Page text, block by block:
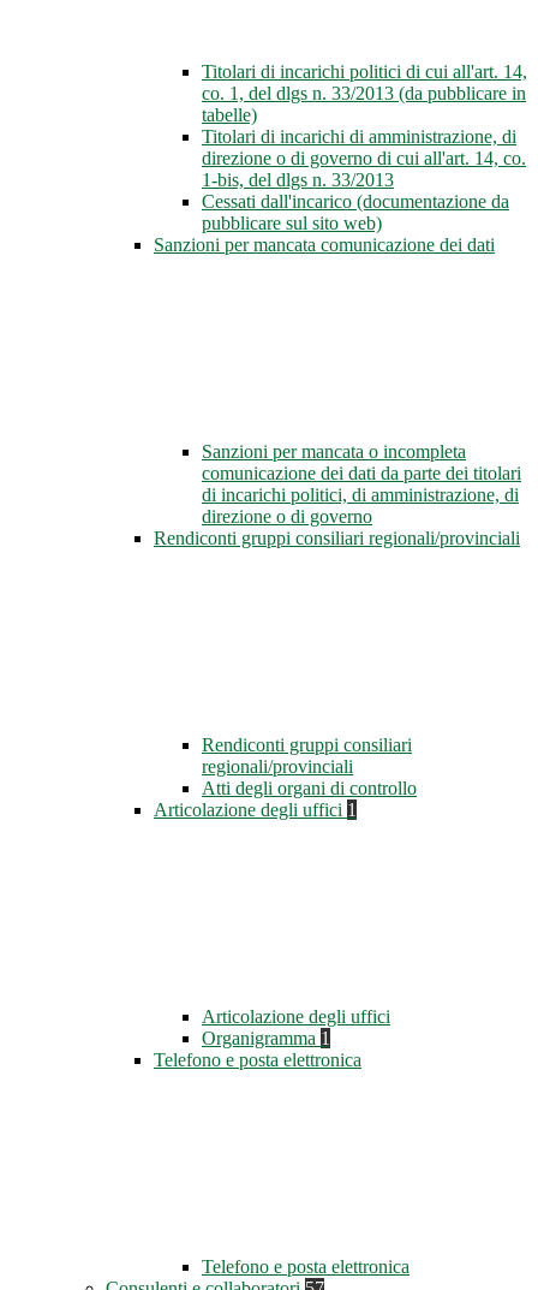
Titolari di incarichi politici di cui all'art. 14,
co. 1, del dlgs n. 33/2013 (da pubblicare in
tabelle)
Titolari di incarichi di amministrazione, di
direzione o di governo di cui all'art. 14, co.
1-bis, del dlgs n. 33/2013
Cessati dall'incarico (documentazione da
pubblicare sul sito web)
Sanzioni per mancata comunicazione dei dati
Sanzioni per mancata o incompleta
comunicazione dei dati da parte dei titolari
di incarichi politici, di amministrazione, di
direzione o di governo
Rendiconti gruppi consiliari regionali/provinciali
Rendiconti gruppi consiliari
regionali/provinciali
Atti degli organi di controllo
Articolazione degli uffici 1
Articolazione degli uffici
Organigramma 1
Telefono e posta elettronica
Telefono e posta elettronica